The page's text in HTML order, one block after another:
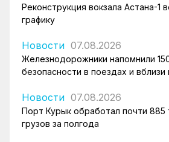
Реконструкция вокзала Астана-1
графику
Новости 07.08.2026
Железнодорожники напомнили
безопасности в поездах и вблизи
Новости 07.08.2026
Порт Курык обработал почти 885
грузов за полгода